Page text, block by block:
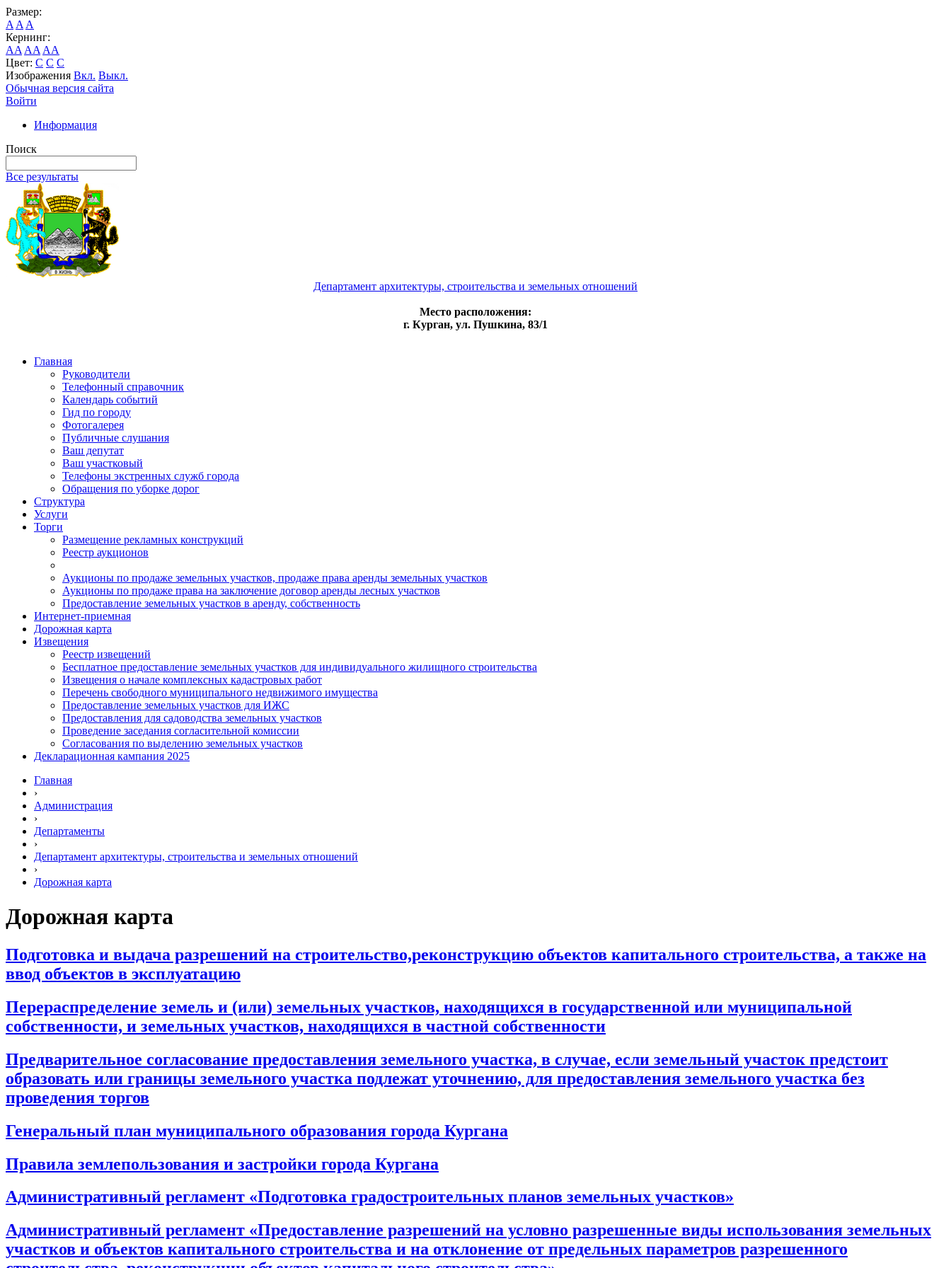
Размер:
A A A
Кернинг:
AA AA AA
Цвет: C C C
Изображения Вкл. Выкл.
Обычная версия сайта
Войти
Информация
Поиск
Все результаты
Департамент архитектуры, строительства и земельных отношений
Место расположения:
г. Курган, ул. Пушкина, 83/1
Главная
Руководители
Телефонный справочник
Календарь событий
Гид по городу
Фотогалерея
Публичные слушания
Ваш депутат
Ваш участковый
Телефоны экстренных служб города
Обращения по уборке дорог
Структура
Услуги
Торги
Размещение рекламных конструкций
Реестр аукционов
Аукционы по продаже земельных участков, продаже права аренды земельных участков
Аукционы по продаже права на заключение договор аренды лесных участков
Предоставление земельных участков в аренду, собственность
Интернет-приемная
Дорожная карта
Извещения
Реестр извещений
Бесплатное предоставление земельных участков для индивидуального жилищного строительства
Извещения о начале комплексных кадастровых работ
Перечень свободного муниципального недвижимого имущества
Предоставление земельных участков для ИЖС
Предоставления для садоводства земельных участков
Проведение заседания согласительной комиссии
Согласования по выделению земельных участков
Декларационная кампания 2025
Главная
›
Администрация
›
Департаменты
›
Департамент архитектуры, строительства и земельных отношений
›
Дорожная карта
Дорожная карта
Подготовка и выдача разрешений на строительство,реконструкцию объектов капитального строительства, а также на
ввод объектов в эксплуатацию
Перераспределение земель и (или) земельных участков, находящихся в государственной или муниципальной
собственности, и земельных участков, находящихся в частной собственности
Предварительное согласование предоставления земельного участка, в случае, если земельный участок предстоит
образовать или границы земельного участка подлежат уточнению, для предоставления земельного участка без
проведения торгов
Генеральный план муниципального образования города Кургана
Правила землепользования и застройки города Кургана
Административный регламент «Подготовка градостроительных планов земельных участков»
Административный регламент «Предоставление разрешений на условно разрешенные виды использования земельных
участков и объектов капитального строительства и на отклонение от предельных параметров разрешенного